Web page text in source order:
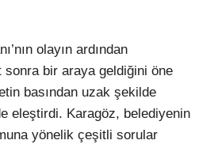
olayın ardından
bir araya geldiğini öne
basından uzak şekilde
eleştirdi. Karagöz, belediyenin
yönelik çeşitli sorular